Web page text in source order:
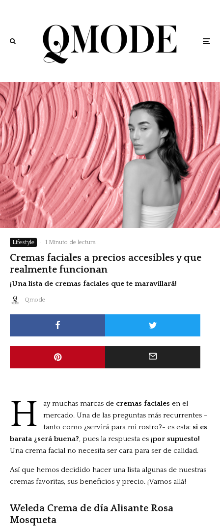
Lifestyle · 1 Minuto de lectura
Cremas faciales a precios accesibles y que
realmente funcionan
¡Una lista de cremas faciales que te maravillará!
Qmode
H ay muchas marcas de cremas faciales en el
mercado. Una de las preguntas más recurrentes -
tanto como ¿servirá para mi rostro?- es esta: si es
barata ¿será buena?, pues la respuesta es ¡por supuesto!
Una crema facial no necesita ser cara para ser de calidad.
Así que hemos decidido hacer una lista algunas de nuestras
cremas favoritas, sus beneficios y precio. ¡Vamos allá!
Weleda Crema de día Alisante Rosa
Mosqueta